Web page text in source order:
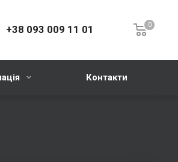
0
+38 093 009 11 01
Контакти